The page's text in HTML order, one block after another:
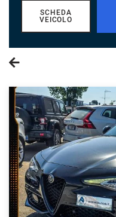
SCHEDA
VEICOLO
sull'utilità
sul
di
questi
di
tracciamento
si
rimanda
alla
cookie
policy.
Puoi
rivedere
e
modificare